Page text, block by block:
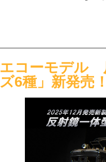
トラムウェ
UP
Masterpiece(
売！2/6 UP
犬走工房 新
よろず日誌
よろず日誌
11/23
エコーモデル
ズ6種」新発売